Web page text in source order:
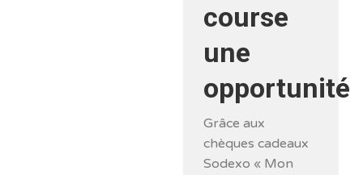
course
une
opportunité
Grâce aux
chèques cadeaux
Sodexo « Mon